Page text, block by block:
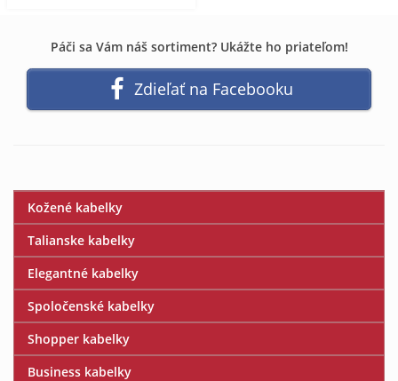
Páči sa Vám náš sortiment? Ukážte ho priateľom!
Zdieľať na Facebooku
Kožené kabelky
Talianske kabelky
Elegantné kabelky
Spoločenské kabelky
Shopper kabelky
Business kabelky